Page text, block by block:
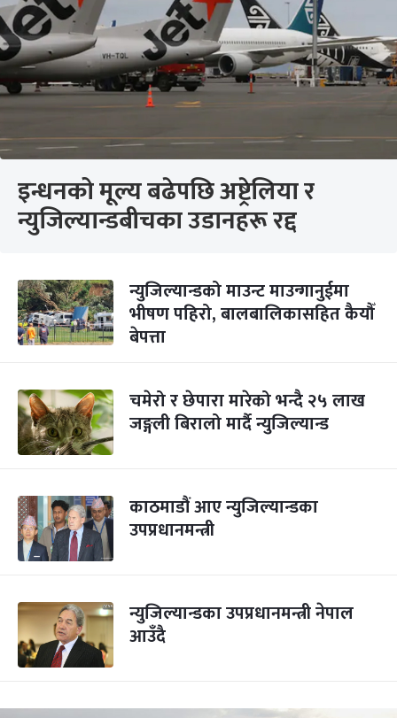
इन्धनको मूल्य बढेपछि अष्ट्रेलिया र
न्युजिल्यान्डबीचका उडानहरू रद्द
न्युजिल्यान्डको माउन्ट माउन्गानुईमा
भीषण पहिरो, बालबालिकासहित कैयौँ
बेपत्ता
चमेरो र छेपारा मारेको भन्दै २५ लाख
जङ्गली बिरालो मार्दै न्युजिल्यान्ड
काठमाडौं आए न्युजिल्यान्डका
उपप्रधानमन्त्री
न्युजिल्यान्डका उपप्रधानमन्त्री नेपाल
आउँदै